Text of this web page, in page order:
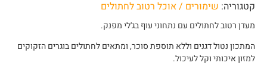
קטגוריה: שימורים / אוכל רטוב לחתולים
מעדן רטוב לחתולים עם נתחוני עוף בג'לי מפנק.
המתכון נטול דגנים וללא תוספת סוכר, ומתאים לחתולים בוגרים הזקוקים
למזון איכותי וקל לעיכול.